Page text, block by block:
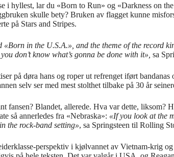
i hyllest, lar du «Born to Run» og «Darkness on
skulle bety? Bruken av flagget kunne
på Stars and Stripes.
in the U.S.A.», and the theme of the record
don’t know what’s gonna be done with it», sa
på døra hans og roper ut refrenget iført
selv ser med mest stolthet tilbake på 30 år
fansen? Blandet, allerede. Hva var dette,
så annerledes fra «Nebraska»: «If you look at the
the rock-band setting», sa Springsteen til Rolling
perspektiv i kjølvannet av Vietnam-krig